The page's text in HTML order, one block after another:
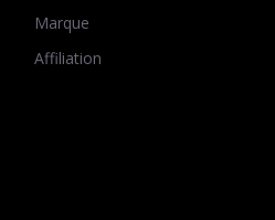
Marque
Affiliation